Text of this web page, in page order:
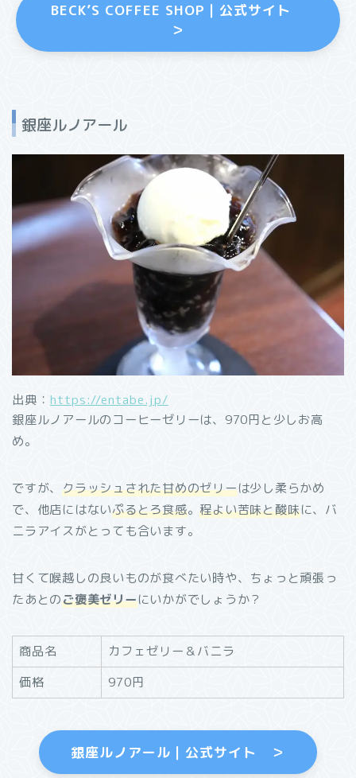
BECK’S COFFEE SHOP｜公式サイト
＞
銀座ルノアール
出典： https://entabe.jp/
銀座ルノアールのコーヒーゼリーは、970円と少しお高
め。
ですが、クラッシュされた甘めのゼリーは少し柔らかめ
で、他店にはないぷるとろ食感。程よい苦味と酸味に、バ
ニラアイスがとっても合います。
甘くて喉越しの良いものが食べたい時や、ちょっと頑張っ
たあとのご褒美ゼリーにいかがでしょうか？
商品名
カフェゼリー＆バニラ
価格
970円
銀座ルノアール｜公式サイト ＞